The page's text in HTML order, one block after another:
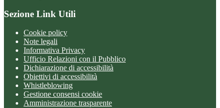
Sezione Link Utili
Cookie policy
Note legali
Informativa Privacy
Ufficio Relazioni con il Pubblico
Dichiarazione di accessibilità
Obiettivi di accessibilità
Whistleblowing
Gestione consensi cookie
Amministrazione trasparente